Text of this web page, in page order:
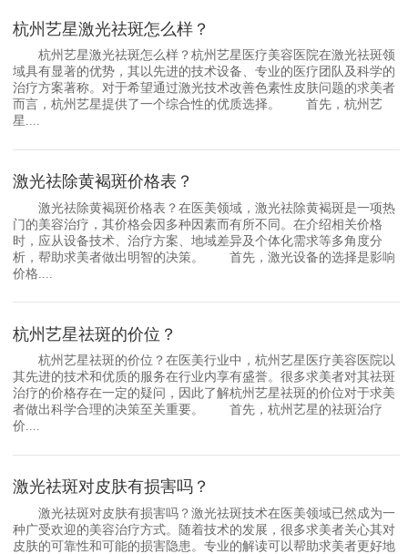
杭州艺星激光祛斑怎么样？
杭州艺星激光祛斑怎么样？杭州艺星医疗美容医院在激光祛斑领
域具有显著的优势，其以先进的技术设备、专业的医疗团队及科学的
治疗方案著称。对于希望通过激光技术改善色素性皮肤问题的求美者
而言，杭州艺星提供了一个综合性的优质选择。 首先，杭州艺
星....
激光祛除黄褐斑价格表？
激光祛除黄褐斑价格表？在医美领域，激光祛除黄褐斑是一项热
门的美容治疗，其价格会因多种因素而有所不同。在介绍相关价格
时，应从设备技术、治疗方案、地域差异及个体化需求等多角度分
析，帮助求美者做出明智的决策。 首先，激光设备的选择是影响
价格....
杭州艺星祛斑的价位？
杭州艺星祛斑的价位？在医美行业中，杭州艺星医疗美容医院以
其先进的技术和优质的服务在行业内享有盛誉。很多求美者对其祛斑
治疗的价格存在一定的疑问，因此了解杭州艺星祛斑的价位对于求美
者做出科学合理的决策至关重要。 首先，杭州艺星的祛斑治疗
价....
激光祛斑对皮肤有损害吗？
激光祛斑对皮肤有损害吗？激光祛斑技术在医美领域已然成为一
种广受欢迎的美容治疗方式。随着技术的发展，很多求美者关心其对
皮肤的可靠性和可能的损害隐患。专业的解读可以帮助求美者更好地